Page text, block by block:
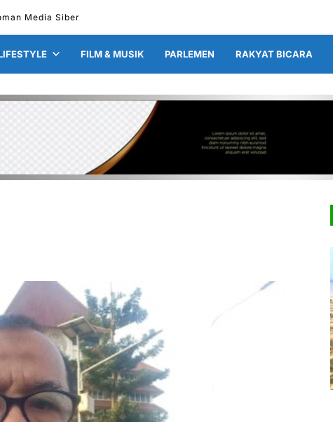
Media Siber
FILM & MUSIK PARLEMEN RAKYAT BICARA